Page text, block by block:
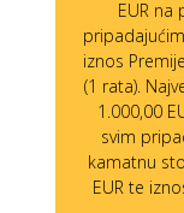
EUR
iznos
(1 rata).
1.000,00
svim
kamatnu
EUR te